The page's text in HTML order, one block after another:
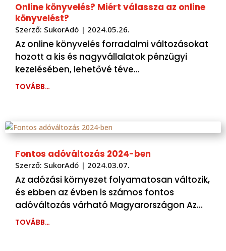
Online könyvelés? Miért válassza az online
könyvelést?
Szerző: SukorAdó | 2024.05.26.
Az online könyvelés forradalmi változásokat
hozott a kis és nagyvállalatok pénzügyi
kezelésében, lehetővé téve…
TOVÁBB…
Fontos adóváltozás 2024-ben
Szerző: SukorAdó | 2024.03.07.
Az adózási környezet folyamatosan változik,
és ebben az évben is számos fontos
adóváltozás várható Magyarországon Az…
TOVÁBB…